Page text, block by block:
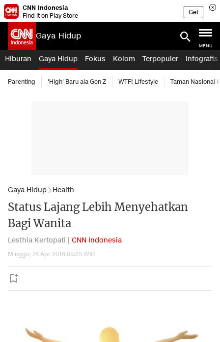
CNN Indonesia
Find it on Play Store
Get
Gaya Hidup
MENU
Hiburan Gaya Hidup Fokus Kolom Terpopuler Infografis
Parenting 'High' Baru ala Gen Z WTF! Lifestyle Taman Nasional
Gaya Hidup Health
Status Lajang Lebih Menyehatkan
Bagi Wanita
Lesthia Kertopati | CNN Indonesia
Minggu, 24 Apr 2016 08:23 WIB